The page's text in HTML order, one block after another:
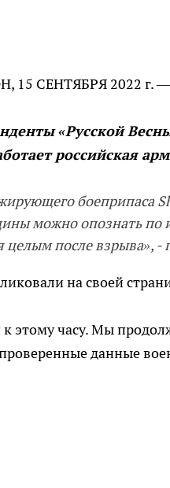
15 СЕНТЯБРЯ 2022 г.
«Русской
российская
боеприпаса
можно опознать по
целым после взрыва», -
на своей
к этому часу. Мы
данные